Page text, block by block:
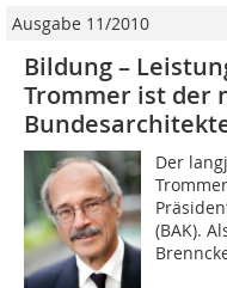
Ausgabe 11/2010
Bildung –
Trommer ist der
Der
(BAK).